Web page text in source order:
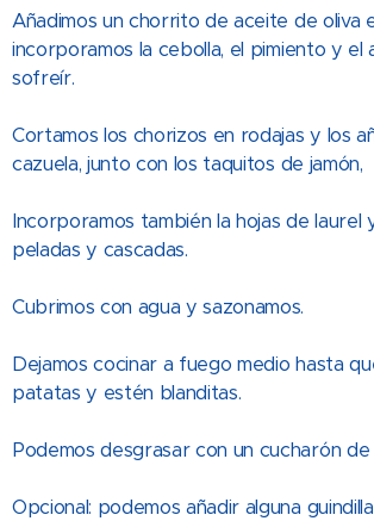
Añadimos un chorrito de aceite de oliva
incorporamos la cebolla, el pimiento y el
sofreír.
Cortamos los chorizos en rodajas y los
cazuela, junto con los taquitos de jamón,
Incorporamos también la hojas de laurel
peladas y cascadas.
Cubrimos con agua y sazonamos.
Dejamos cocinar a fuego medio hasta
patatas y estén blanditas.
Podemos desgrasar con un cucharón
Opcional: podemos añadir alguna